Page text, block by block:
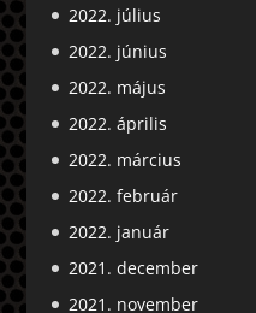
2022. július
2022. június
2022. május
2022. április
2022. március
2022. február
2022. január
2021. december
2021. november